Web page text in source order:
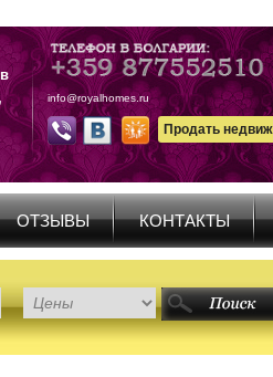
info@royalhomes.ru
Продать
ОТЗЫВЫ КОНТАКТЫ